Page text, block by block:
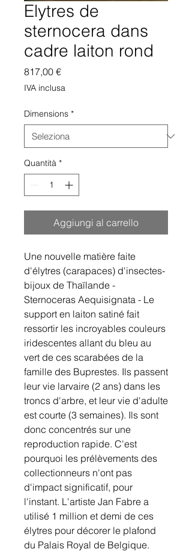
Elytres de
sternocera dans
cadre laiton rond
817,00 €Prezzo
IVA inclusa
Dimensions *
Quantità *
Aggiungi al carrello
Une nouvelle matière faite
d'élytres (carapaces) d'insectes-
bijoux de Thaïlande -
Sternoceras Aequisignata - Le
support en laiton satiné fait
ressortir les incroyables couleurs
iridescentes allant du bleu au
vert de ces scarabées de la
famille des Buprestes. Ils passent
leur vie larvaire (2 ans) dans les
troncs d'arbre, et leur vie d'adulte
est courte (3 semaines). Ils sont
donc concentrés sur une
reproduction rapide. C'est
pourquoi les prélèvements des
collectionneurs n'ont pas
d'impact significatif, pour
l'instant. L'artiste Jan Fabre a
utilisé 1 million et demi de ces
élytres pour décorer le plafond
du Palais Royal de Belgique.